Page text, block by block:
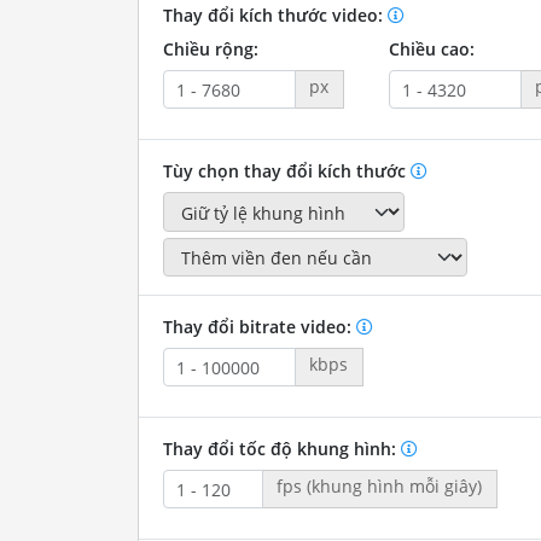
Thay đổi kích thước video:
Chiều rộng:
px
Chiều cao:
Tùy chọn thay đổi kích thước
Thay đổi bitrate video:
kbps
Thay đổi tốc độ khung hình:
fps (khung hình mỗi giây)